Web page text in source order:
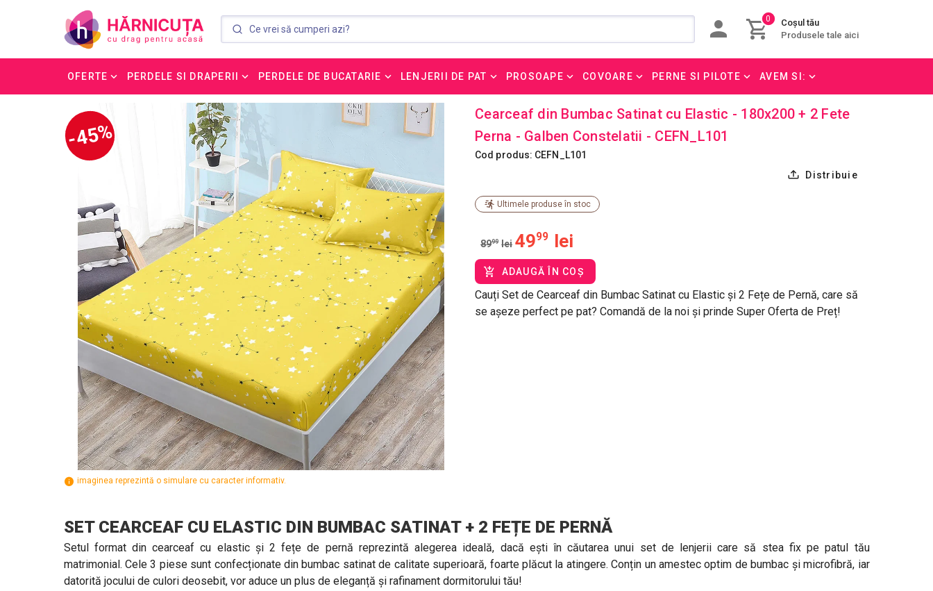
0
Coșul tău
Produsele tale aici
OFERTE PERDELE SI DRAPERII PERDELE DE BUCATARIE LENJERII DE PAT PROSOAPE COVOARE PERNE SI PILOTE AVEM SI:
-45%
imaginea reprezintă o simulare cu caracter informativ.
Cearceaf din Bumbac Satinat cu Elastic - 180x200 + 2 Fete
Perna - Galben Constelatii - CEFN_L101
Cod produs: CEFN_L101
Distribuie
Ultimele produse în stoc
8999 lei 4999 lei
ADAUGĂ ÎN COȘ
Cauți Set de Cearceaf din Bumbac Satinat cu Elastic și 2 Fețe de Pernă, care să
se așeze perfect pe pat? Comandă de la noi și prinde Super Oferta de Preț!
SET CEARCEAF CU ELASTIC DIN BUMBAC SATINAT + 2 FEȚE DE PERNĂ
Setul format din cearceaf cu elastic și 2 fețe de pernă reprezintă alegerea ideală, dacă ești în căutarea unui set de lenjerii care să stea fix pe patul tău
matrimonial. Cele 3 piese sunt confecționate din bumbac satinat de calitate superioară, foarte plăcut la atingere. Conțin un amestec optim de bumbac și microfibră, iar
datorită jocului de culori deosebit, vor aduce un plus de eleganță și rafinament dormitorului tău!